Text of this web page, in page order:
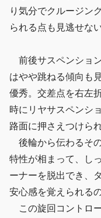
り気分でクルージン
られる点も見逃せな
前後サスペンショ
はやや跳ねる傾向も
優秀。交差点を右左
時にリヤサスペンシ
路面に押さえつけら
後輪から伝わるそ
特性が相まって、し
ーナーを脱出でき、
安心感を覚えられる
この旋回コントロ